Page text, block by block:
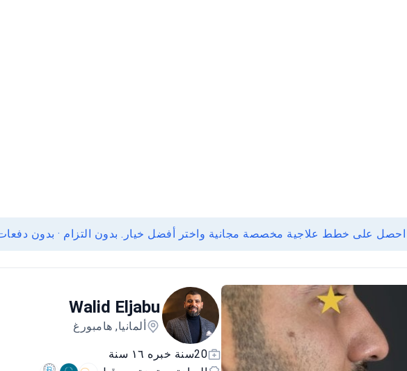
احصل على خطط علاجية مخصصة مجانية واختر أفضل خيار. بدون التزام · بدون دفعات
Walid Eljabu
ألمانيا, هامبورغ
20سنة خبره ١٦ سنة